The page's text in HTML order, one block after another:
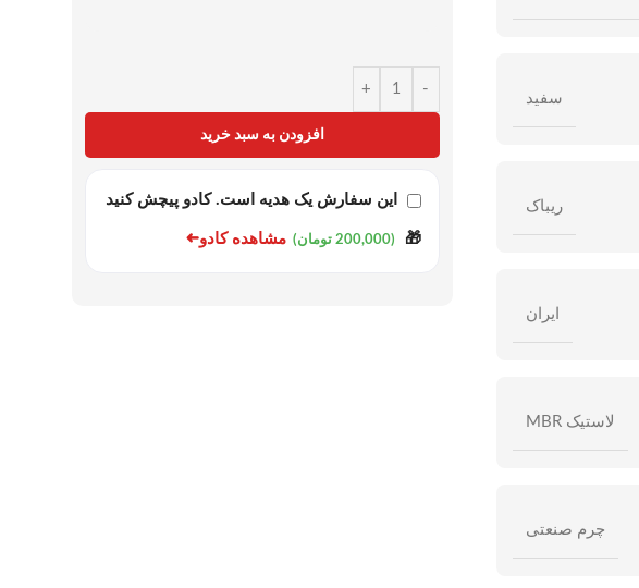
سفید
ریباک
ایران
لاستیک MBR
چرم صنعتی
-
+
افزودن به سبد خرید
این سفارش یک هدیه است. کادو پیچش کنید
🎁 (200,000 تومان) مشاهده کادو➜